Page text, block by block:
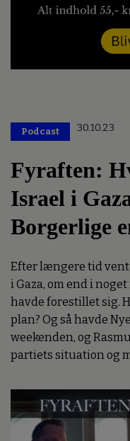
Podcast 30.10.23
Fyraften:
Israel i
Borgerlige
Efter længere tid
i Gaza, om end i
havde forestillet sig.
plan? Og så havde
weekenden, og
partiets situation og